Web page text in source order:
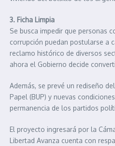
3. Ficha Limpia
Se busca impedir que personas
corrupción puedan postularse a
reclamo histórico de diversos
ahora el Gobierno decide
Además, se prevé un rediseño
Papel (BUP) y nuevas
permanencia de los partidos
El proyecto ingresará por la
Libertad Avanza cuenta con